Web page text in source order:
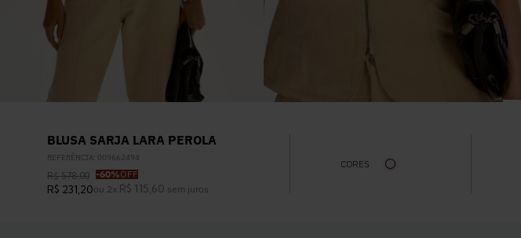
BLUSA SARJA LARA PEROLA
REFERÊNCIA: 009662494
R$ 578,00 -60%OFF
R$ 231,20ou 2x R$ 115 60 sem juros
CORES